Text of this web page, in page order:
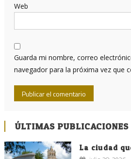
Web
Guarda mi nombre, correo
navegador para la próxima vez que
ÚLTIMAS PUBLICACIONES
La ciudad